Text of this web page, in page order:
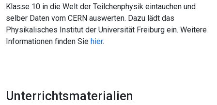
Klasse 10 in die Welt der Teilchenphysik eintauchen und
selber Daten vom CERN auswerten. Dazu lädt das
Physikalisches Institut der Universität Freiburg ein. Weitere
Informationen finden Sie hier.
Unterrichtsmaterialien